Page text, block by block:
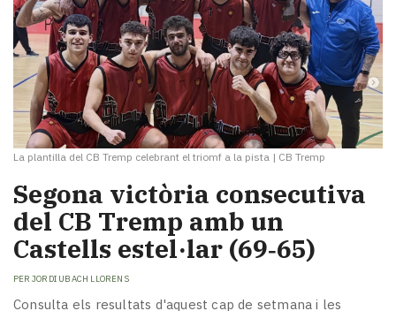
La plantilla del CB Tremp celebrant el triomf a la pista | CB Tremp
Segona victòria consecutiva
del CB Tremp amb un
Castells estel·lar (69‑65)
PER JORDI UBACH LLORENS
Consulta els resultats d'aquest cap de setmana i les